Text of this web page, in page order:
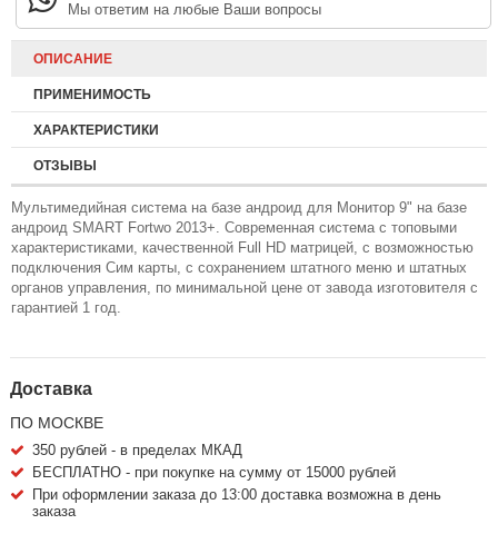
Мы ответим на любые Ваши вопросы
ОПИСАНИЕ
ПРИМЕНИМОСТЬ
ХАРАКТЕРИСТИКИ
ОТЗЫВЫ
Мультимедийная система на базе андроид для Монитор 9" на базе
андроид SMART Fortwo 2013+. Современная система с топовыми
характеристиками, качественной Full HD матрицей, с возможностью
подключения Сим карты, с сохранением штатного меню и штатных
органов управления, по минимальной цене от завода изготовителя с
гарантией 1 год.
Доставка
ПО МОСКВЕ
350 рублей - в пределах МКАД
БЕСПЛАТНО - при покупке на сумму от 15000 рублей
При оформлении заказа до 13:00 доставка возможна в день
заказа